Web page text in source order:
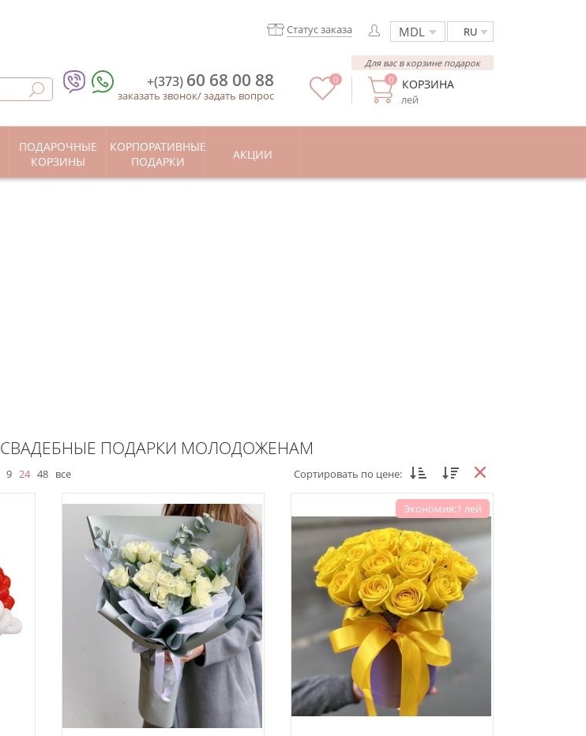
RU
Статус заказа
КОРЗИНА
лей
0
Для вас в корзине подарок
0
+(373) 60 68 00 88
заказать звонок/задать вопрос
ПОДАРОЧНЫЕ
КОРЗИНЫ
КОРПОРАТИВНЫЕ
ПОДАРКИ
АКЦИИ
СВАДЕБНЫЕ ПОДАРКИ МОЛОДОЖЕНАМ
9 24 48 все Сортировать по цене:
Экономия:1 лей